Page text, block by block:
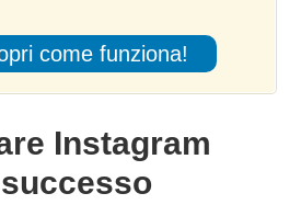
come funziona!
Instagram